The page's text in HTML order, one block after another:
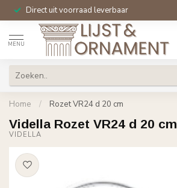
Direct uit voorraad leverbaar
MENU
Home / Rozet VR24 d 20 cm
Vidella Rozet VR24 d 20 cm
VIDELLA